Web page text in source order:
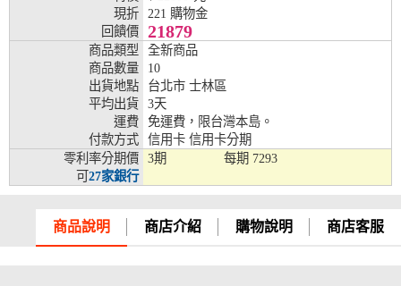
現折
221 購物金
回饋價
21879
商品類型
全新商品
商品數量
10
出貨地點
台北市 士林區
平均出貨
3天
運費
免運費，限台灣本島。
付款方式
信用卡 信用卡分期
零利率分期價
可27家銀行
3期 每期 7293
商品說明 商店介紹 購物說明 商店客服
台灣企銀、台中銀行、匯豐銀行、華泰銀行、
臺灣新光銀行、陽信銀行、聯邦銀行、遠東商
銀、元大銀行、永豐銀行、玉山銀行、凱基銀
行、星展銀行、台新銀行、安泰銀行、中國信
託、台灣樂天、三信商銀
兆豐銀行、合作金庫、第一銀行、華南銀行、
彰化銀行、上海銀行、富邦銀行、國泰世華、
台灣企銀、台中銀行、匯豐銀行、華泰銀行、
臺灣新光銀行、陽信銀行、聯邦銀行、遠東商
銀、元大銀行、永豐銀行、玉山銀行、凱基銀
託、台灣樂天、三信商銀
兆豐銀行、合作金庫、第一銀行、華南銀行、